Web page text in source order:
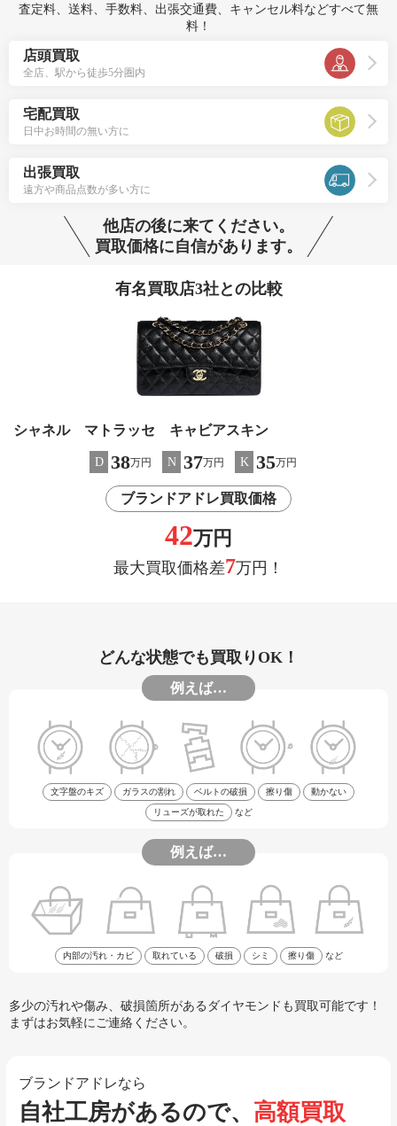
査定料、送料、手数料、出張交通費、キャンセル料などすべて無
料！
店頭買取
全店、駅から徒歩5分圏内
宅配買取
日中お時間の無い方に
出張買取
遠方や商品点数が多い方に
他店の後に来てください。
買取価格に自信があります。
有名買取店3社との比較
シャネル マトラッセ キャビアスキン
D 38万円 N 37万円 K 35万円
ブランドアドレ買取価格
42万円
最大買取価格差7万円！
どんな状態でも買取りOK！
例えば…
文字盤のキズ ガラスの割れ ベルトの破損 擦り傷 動かない
リューズが取れた など
例えば…
内部の汚れ・カビ 取れている 破損 シミ 擦り傷 など
多少の汚れや傷み、破損箇所があるダイヤモンドも買取可能です！
まずはお気軽にご連絡ください。
ブランドアドレなら
自社工房があるので、 高額買取